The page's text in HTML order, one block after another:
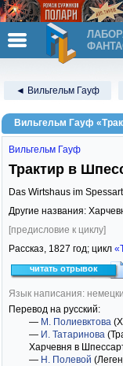
◄ Вильгельм Гауф
Вильгельм Гауф
Вильгельм Гауф
Трактир в
Das Wirtshaus im Spessart
Другие названия:
[предисловие к циклу]
Рассказ, 1827 год; цикл
читать отрывок
Язык написания:
Перевод на русский:
— М. Полиевктова
— И. Татаринова
Харчевня в
— Н. Полевой